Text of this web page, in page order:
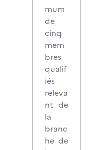
mum
de
cinq
mem
bres
qualif
iés
releva
nt de
la
branc
he de